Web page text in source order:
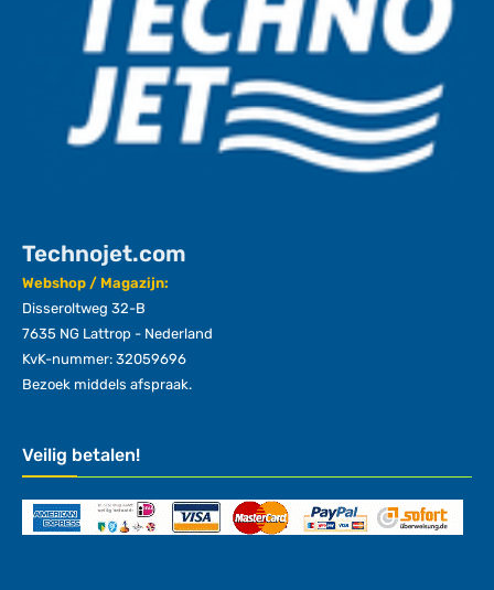
Technojet.com
Webshop / Magazijn:
Disseroltweg 32-B
7635 NG Lattrop - Nederland
KvK-nummer: 32059696
Bezoek middels afspraak.
Veilig betalen!